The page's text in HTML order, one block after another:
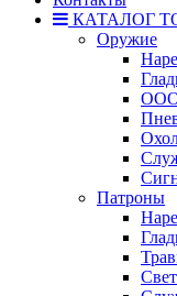
КАТАЛОГ
Оружие
Патроны